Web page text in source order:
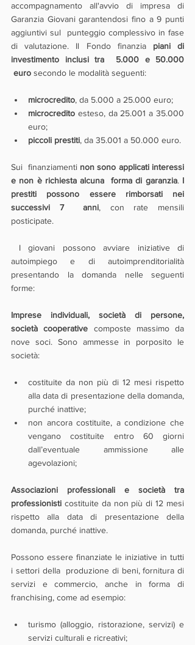
accompagnamento all'avvio di impresa di
Garanzia Giovani garantendosi fino a 9 punti
aggiuntivi sul  punteggio complessivo in fase
di valutazione. Il Fondo finanzia piani di
investimento inclusi tra  5.000 e 50.000
euro secondo le modalità seguenti:
microcredito, da 5.000 a 25.000 euro;
microcredito esteso, da 25.001 a 35.000
euro;
piccoli prestiti, da 35.001 a 50.000 euro.
Sui  finanziamenti non sono applicati interessi
e non è richiesta alcuna  forma di garanzia. I
prestiti possono essere rimborsati nei
successivi 7  anni, con rate mensili
posticipate.
autoimpiego e di autoimprenditorialità
presentando la domanda nelle seguenti
forme:
Imprese individuali, società di persone,
società cooperative composte massimo da
nove soci. Sono ammesse in porposito le
società:
costituite da non più di 12 mesi rispetto
alla data di presentazione della domanda,
purché inattive;
non ancora costituite, a condizione che
vengano costituite entro 60 giorni
dall’eventuale ammissione alle
agevolazioni;
Associazioni professionali e società tra
professionisti costituite da non più di 12 mesi
rispetto alla data di presentazione della
domanda, purché inattive.
Possono essere finanziate le iniziative in tutti
i settori della  produzione di beni, fornitura di
servizi e commercio, anche in forma di
franchising, come ad esempio:
turismo (alloggio, ristorazione, servizi) e
servizi culturali e ricreativi;